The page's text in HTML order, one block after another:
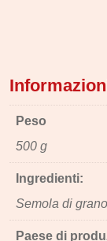
Peso
500 g
Ingredienti:
Semola di
Paese di